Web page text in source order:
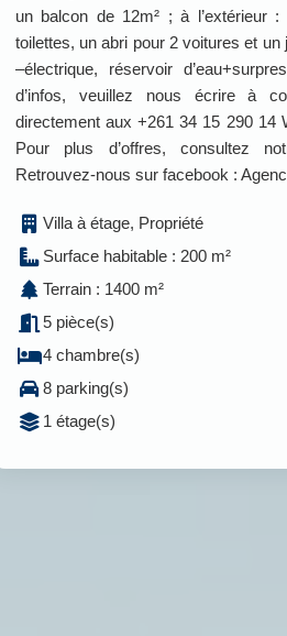
un balcon de 12m² ; à l’extérieur
toilettes, un abri pour 2 voitures et
–électrique, réservoir
d’infos, veuillez nous écrire à
directement aux +261 34 15 290 14
Pour plus d’offres, consultez
Retrouvez-nous sur facebook :
Villa à étage, Propriété
Surface habitable : 200 m²
Terrain : 1400 m²
5 pièce(s)
4 chambre(s)
8 parking(s)
1 étage(s)